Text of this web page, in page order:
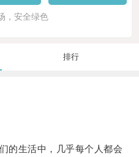
，安全绿色
排行
生活中，几乎每个人都会